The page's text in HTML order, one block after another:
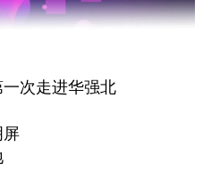
次走进华强北
屏